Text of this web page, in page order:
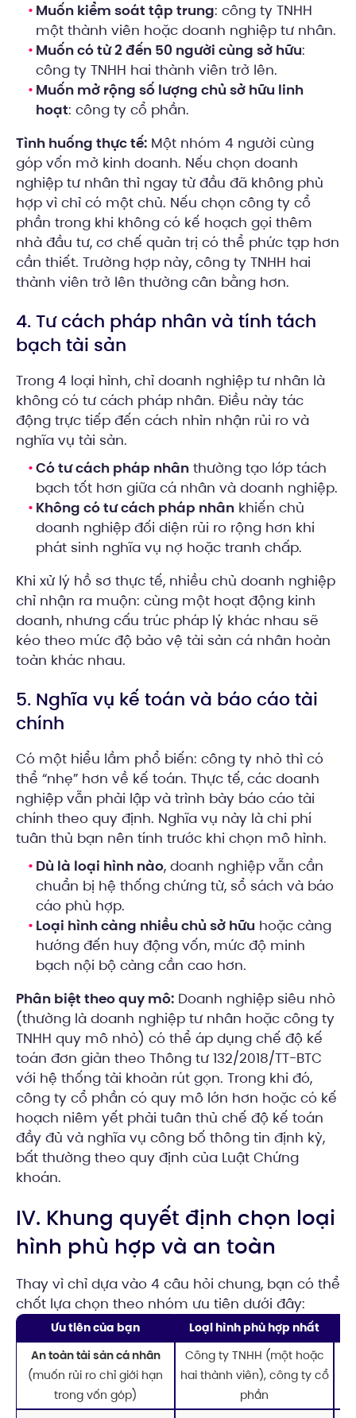
Muốn kiểm soát tập trung: công ty TNHH
một thành viên hoặc doanh nghiệp tư nhân.
Muốn có từ 2 đến 50 người cùng sở hữu:
công ty TNHH hai thành viên trở lên.
Muốn mở rộng số lượng chủ sở hữu linh
hoạt: công ty cổ phần.
Tình huống thực tế: Một nhóm 4 người cùng
góp vốn mở kinh doanh. Nếu chọn doanh
nghiệp tư nhân thì ngay từ đầu đã không phù
hợp vì chỉ có một chủ. Nếu chọn công ty cổ
phần trong khi không có kế hoạch gọi thêm
nhà đầu tư, cơ chế quản trị có thể phức tạp hơn
cần thiết. Trường hợp này, công ty TNHH hai
thành viên trở lên thường cân bằng hơn.
4. Tư cách pháp nhân và tính tách
bạch tài sản
Trong 4 loại hình, chỉ doanh nghiệp tư nhân là
không có tư cách pháp nhân. Điều này tác
động trực tiếp đến cách nhìn nhận rủi ro và
nghĩa vụ tài sản.
Có tư cách pháp nhân thường tạo lớp tách
bạch tốt hơn giữa cá nhân và doanh nghiệp.
Không có tư cách pháp nhân khiến chủ
doanh nghiệp đối diện rủi ro rộng hơn khi
phát sinh nghĩa vụ nợ hoặc tranh chấp.
Khi xử lý hồ sơ thực tế, nhiều chủ doanh nghiệp
chỉ nhận ra muộn: cùng một hoạt động kinh
doanh, nhưng cấu trúc pháp lý khác nhau sẽ
kéo theo mức độ bảo vệ tài sản cá nhân hoàn
toàn khác nhau.
5. Nghĩa vụ kế toán và báo cáo tài
chính
Có một hiểu lầm phổ biến: công ty nhỏ thì có
thể “nhẹ” hơn về kế toán. Thực tế, các doanh
nghiệp vẫn phải lập và trình bày báo cáo tài
chính theo quy định. Nghĩa vụ này là chi phí
tuân thủ bạn nên tính trước khi chọn mô hình.
Dù là loại hình nào, doanh nghiệp vẫn cần
chuẩn bị hệ thống chứng từ, sổ sách và báo
cáo phù hợp.
Loại hình càng nhiều chủ sở hữu hoặc càng
hướng đến huy động vốn, mức độ minh
bạch nội bộ càng cần cao hơn.
Phân biệt theo quy mô: Doanh nghiệp siêu nhỏ
(thường là doanh nghiệp tư nhân hoặc công ty
TNHH quy mô nhỏ) có thể áp dụng chế độ kế
toán đơn giản theo Thông tư 132/2018/TT-BTC
với hệ thống tài khoản rút gọn. Trong khi đó,
công ty cổ phần có quy mô lớn hơn hoặc có kế
hoạch niêm yết phải tuân thủ chế độ kế toán
đầy đủ và nghĩa vụ công bố thông tin định kỳ,
bất thường theo quy định của Luật Chứng
khoán.
IV. Khung quyết định chọn loại
hình phù hợp và an toàn
Thay vì chỉ dựa vào 4 câu hỏi chung, bạn có thể
chốt lựa chọn theo nhóm ưu tiên dưới đây:
Ưu tiên của bạn
Loại hình phù hợp nhất
An toàn tài sản cá nhân
(muốn rủi ro chỉ giới hạn
trong vốn góp)
Công ty TNHH (một hoặc
hai thành viên), công ty cổ
phần